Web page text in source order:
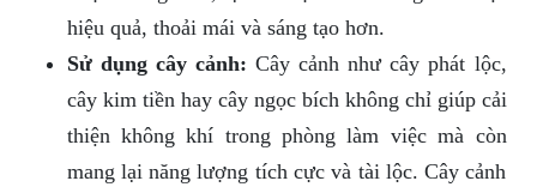
hiệu quả, thoải mái và sáng tạo hơn.
Sử dụng cây cảnh: Cây cảnh như cây phát lộc,
cây kim tiền hay cây ngọc bích không chỉ giúp cải
thiện không khí trong phòng làm việc mà còn
mang lại năng lượng tích cực và tài lộc. Cây cảnh